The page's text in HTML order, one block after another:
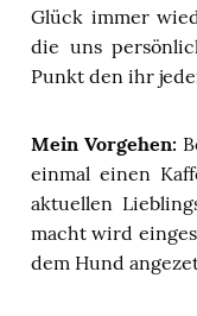
Glück immer
die uns
Punkt den ihr
Mein Vorgehen:
einmal einen
aktuellen
macht wird
dem Hund